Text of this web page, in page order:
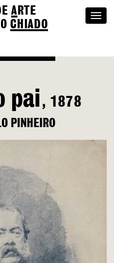
A RTE
CHIADO
pai , 1878
PINHEIRO